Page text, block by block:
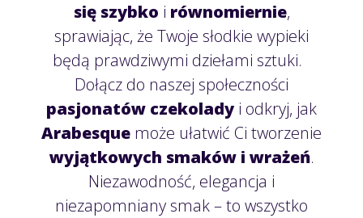
się szybko i równomiernie,
sprawiając, że Twoje słodkie wypieki
będą prawdziwymi dziełami sztuki.
Dołącz do naszej społeczności
pasjonatów czekolady i odkryj, jak
Arabesque może ułatwić Ci tworzenie
wyjątkowych smaków i wrażeń.
Niezawodność, elegancja i
niezapomniany smak – to wszystko